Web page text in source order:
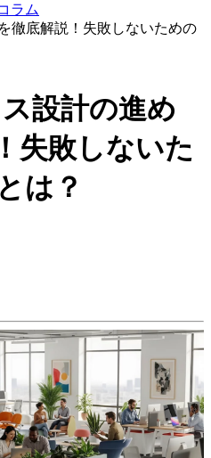
ラム
徹底解説！失敗しないための
設計の進め
失敗しないた
は？